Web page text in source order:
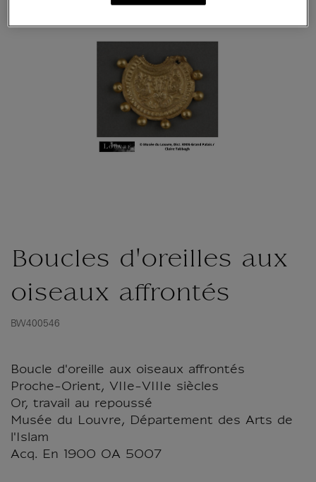
Boucles d'oreilles aux
oiseaux affrontés
BW400546
Boucle d'oreille aux oiseaux affrontés
Proche-Orient, VIIe-VIIIe siècles
Or, travail au repoussé
Musée du Louvre, Département des Arts de
l'Islam
Acq. En 1900 OA 5007